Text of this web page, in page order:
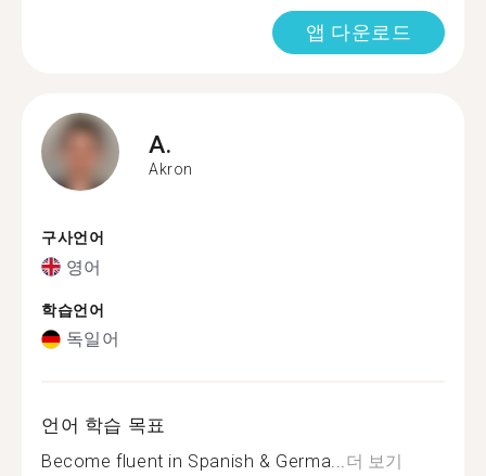
앱 다운로드
A.
Akron
구사언어
영어
학습언어
독일어
언어 학습 목표
Become fluent in Spanish & Germa...더 보기